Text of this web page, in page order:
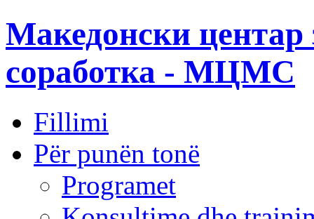
Македонски центар
соработка - МЦМС
Fillimi
Për punën tonë
Programet